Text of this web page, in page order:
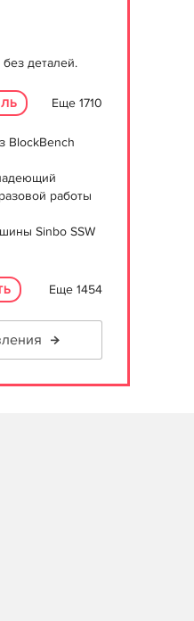
деталей.
Еще 1710
BlockBench
работы
Sinbo SSW
Еще 1454